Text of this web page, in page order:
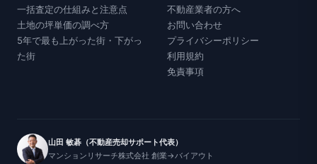
一括査定の仕組みと注意点
土地の坪単価の調べ方
5年で最も上がった街・下がっ
た街
不動産業者の方へ
お問い合わせ
プライバシーポリシー
利用規約
免責事項
山田 敏碁（不動産売却サポート代表）
マンションリサーチ株式会社 創業→バイアウト